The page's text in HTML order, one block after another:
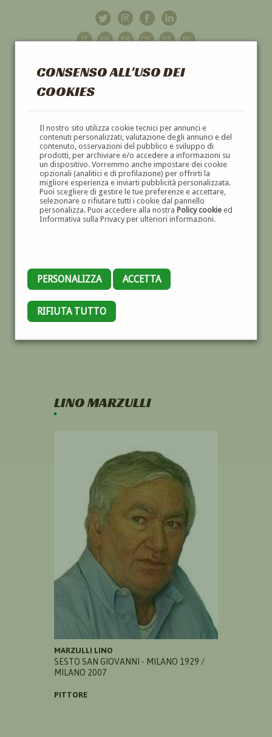
CONSENSO ALL'USO DEI
COOKIES
Il nostro sito utilizza cookie tecnici per annunci e
contenuti personalizzati, valutazione degli annunci e del
contenuto, osservazioni del pubblico e sviluppo di
prodotti, per archiviare e/o accedere a informazioni su
un dispositivo. Vorremmo anche impostare dei cookie
opzionali (analitici e di profilazione) per offrirti la
migliore esperienza e inviarti pubblicità personalizzata.
Puoi scegliere di gestire le tue preferenze e accettare,
selezionare o rifiutare tutti i cookie dal pannello
personalizza. Puoi accedere alla nostra Policy cookieed
Informativa sulla Privacy per ulteriori informazioni.
PERSONALIZZA ACCETTA
RIFIUTA TUTTO
GALLERIAD'ARTE
DIPINTI E SCULTURE '800 E '900
LINO MARZULLI
MARZULLI LINO
SESTO SAN GIOVANNI - MILANO 1929 /
MILANO 2007
PITTORE